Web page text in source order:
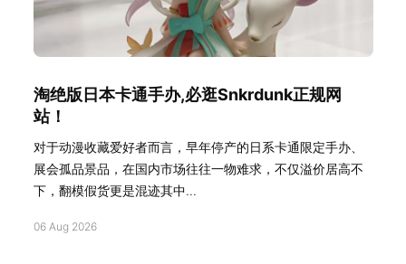
淘绝版日本卡通手办,必逛Snkrdunk正规网
站！
对于动漫收藏爱好者而言，早年停产的日系卡通限定手办、
展会孤品景品，在国内市场往往一物难求，不仅溢价居高不
下，翻模假货更是混迹其中...
06 Aug 2026